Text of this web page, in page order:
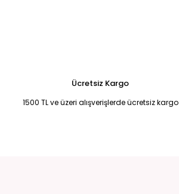
Ücretsiz Kargo
1500 TL ve üzeri alışverişlerde ücretsiz kargo